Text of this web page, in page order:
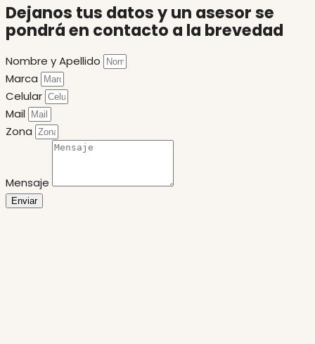
Dejanos tus datos y un asesor se
pondrá en contacto a la brevedad
Nombre y Apellido
Marca
Celular
Mail
Zona
Mensaje
Enviar